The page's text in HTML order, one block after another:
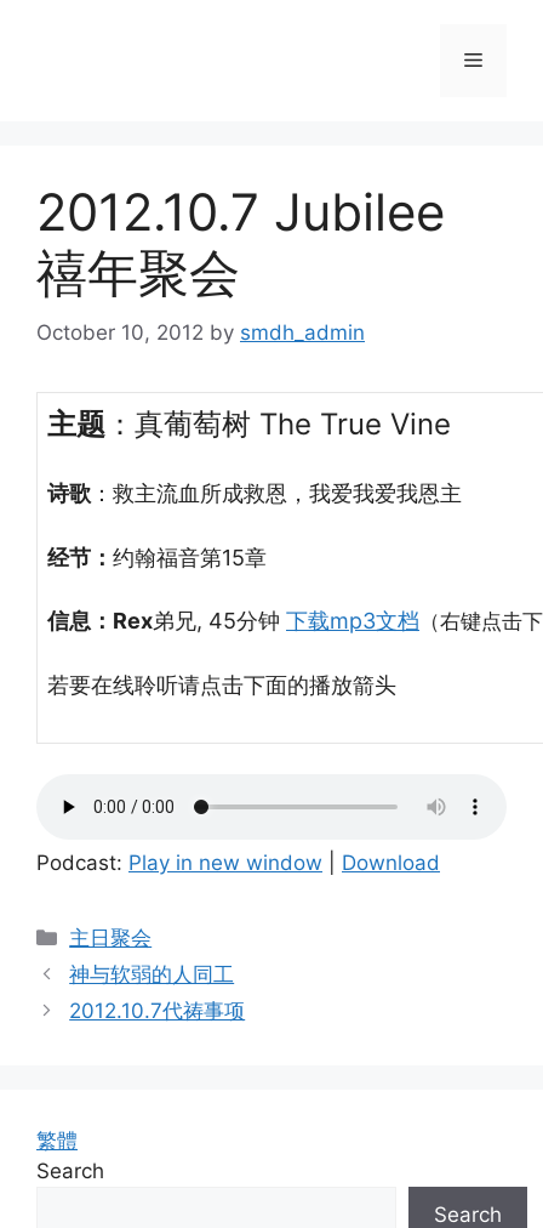
Menu
2012.10.7 Jubilee
禧年聚会
October 10, 2012 by smdh_admin
主题 ：真葡萄树 The True Vine
诗歌 ：救主流血所成救恩，我爱我爱我恩主
经节： 约翰福音第15章
信息：Rex弟兄, 45分钟 下载mp3文档 （右键点击
若要在线聆听请点击下面的播放箭头
Podcast: Play in new window Download
Categories
主日聚会
神与软弱的人同工
2012.10.7代祷事项
繁體
Search
Search